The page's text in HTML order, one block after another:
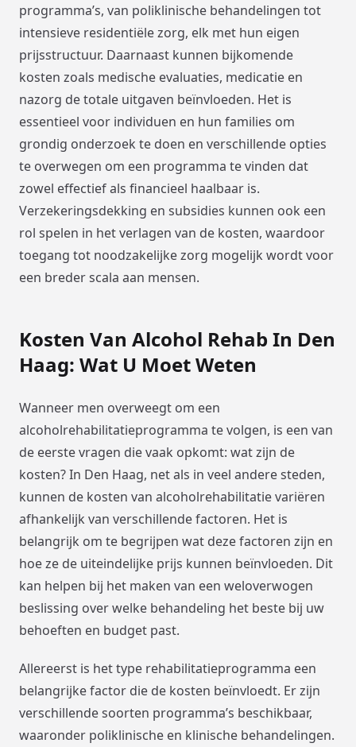
programma’s, van poliklinische behandelingen tot
intensieve residentiële zorg, elk met hun eigen
prijsstructuur. Daarnaast kunnen bijkomende
kosten zoals medische evaluaties, medicatie en
nazorg de totale uitgaven beïnvloeden. Het is
essentieel voor individuen en hun families om
grondig onderzoek te doen en verschillende opties
te overwegen om een programma te vinden dat
zowel effectief als financieel haalbaar is.
Verzekeringsdekking en subsidies kunnen ook een
rol spelen in het verlagen van de kosten, waardoor
toegang tot noodzakelijke zorg mogelijk wordt voor
een breder scala aan mensen.
Kosten Van Alcohol Rehab In Den
Haag: Wat U Moet Weten
Wanneer men overweegt om een
alcoholrehabilitatieprogramma te volgen, is een van
de eerste vragen die vaak opkomt: wat zijn de
kosten? In Den Haag, net als in veel andere steden,
kunnen de kosten van alcoholrehabilitatie variëren
afhankelijk van verschillende factoren. Het is
belangrijk om te begrijpen wat deze factoren zijn en
hoe ze de uiteindelijke prijs kunnen beïnvloeden. Dit
kan helpen bij het maken van een weloverwogen
beslissing over welke behandeling het beste bij uw
behoeften en budget past.
Allereerst is het type rehabilitatieprogramma een
belangrijke factor die de kosten beïnvloedt. Er zijn
verschillende soorten programma’s beschikbaar,
waaronder poliklinische en klinische behandelingen.